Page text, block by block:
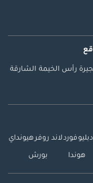
رأس الخيمة الشارقة
فوردلاند روفرهيونداي
هوندا بورش